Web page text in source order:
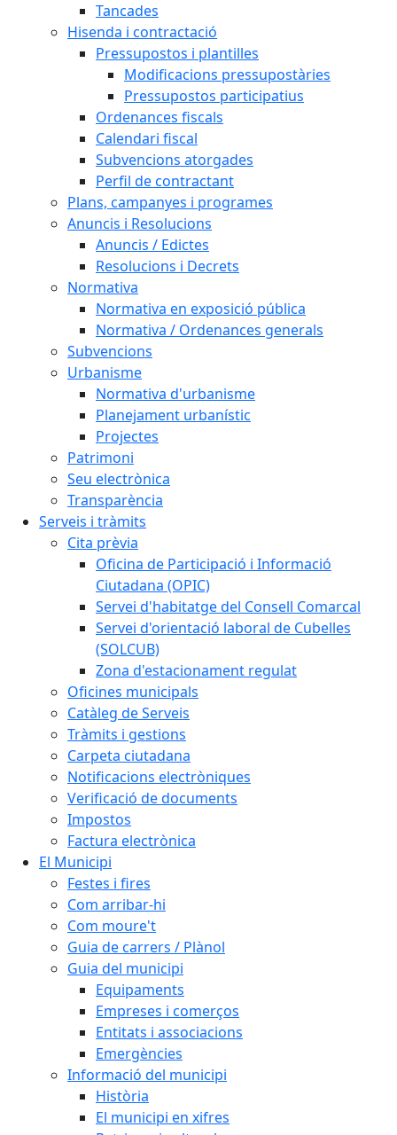
Tancades
Hisenda i contractació
Pressupostos i plantilles
Modificacions pressupostàries
Pressupostos participatius
Ordenances fiscals
Calendari fiscal
Subvencions atorgades
Perfil de contractant
Plans, campanyes i programes
Anuncis i Resolucions
Anuncis / Edictes
Resolucions i Decrets
Normativa
Normativa en exposició pública
Normativa / Ordenances generals
Subvencions
Urbanisme
Normativa d'urbanisme
Planejament urbanístic
Projectes
Patrimoni
Seu electrònica
Transparència
Serveis i tràmits
Cita prèvia
Oficina de Participació i Informació
Ciutadana (OPIC)
Servei d'habitatge del Consell Comarcal
Servei d'orientació laboral de Cubelles
(SOLCUB)
Zona d'estacionament regulat
Oficines municipals
Catàleg de Serveis
Tràmits i gestions
Carpeta ciutadana
Notificacions electròniques
Verificació de documents
Impostos
Factura electrònica
El Municipi
Festes i fires
Com arribar-hi
Com moure't
Guia de carrers / Plànol
Guia del municipi
Equipaments
Empreses i comerços
Entitats i associacions
Emergències
Informació del municipi
Història
El municipi en xifres